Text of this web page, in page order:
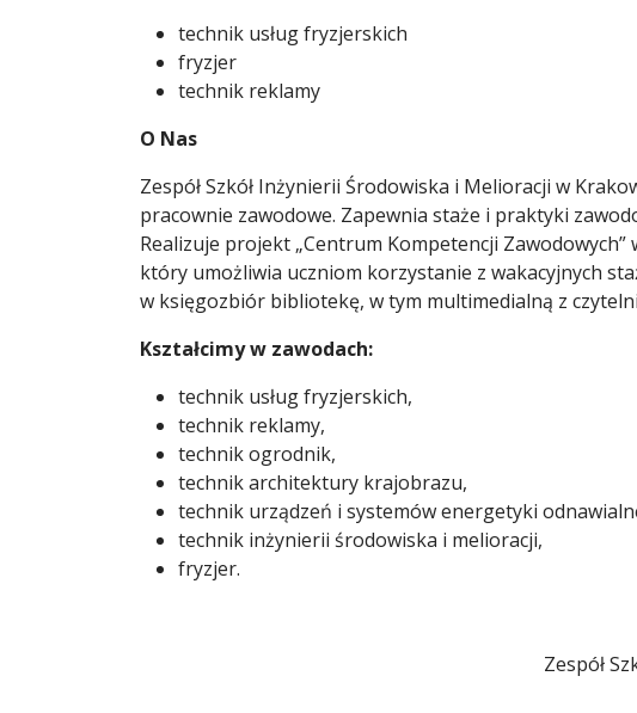
technik usług fryzjerskich
fryzjer
technik reklamy
O Nas
Zespół Szkół Inżynierii Środowiska i Melioracji w
pracownie zawodowe. Zapewnia staże i praktyki
Realizuje projekt „Centrum Kompetencji
który umożliwia uczniom korzystanie z wakacyjnych
w księgozbiór bibliotekę, w tym multimedialną z
Kształcimy w zawodach:
technik usług fryzjerskich,
technik reklamy,
technik ogrodnik,
technik architektury krajobrazu,
technik urządzeń i systemów energetyki
technik inżynierii środowiska i melioracji,
fryzjer.
Zespół